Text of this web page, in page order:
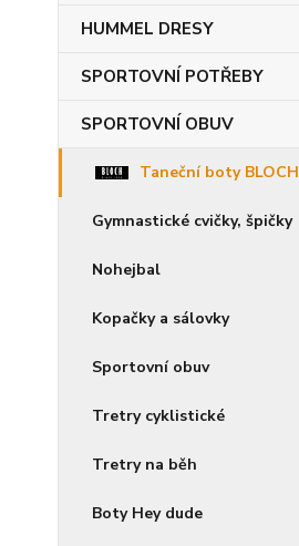
HUMMEL DRESY
SPORTOVNÍ POTŘEBY
SPORTOVNÍ OBUV
Taneční boty BLOCH
Gymnastické cvičky, špičky
Nohejbal
Kopačky a sálovky
Sportovní obuv
Tretry cyklistické
Tretry na běh
Boty Hey dude